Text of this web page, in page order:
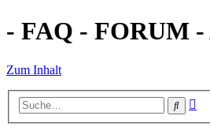
- FAQ - FORUM
Zum Inhalt
Suche